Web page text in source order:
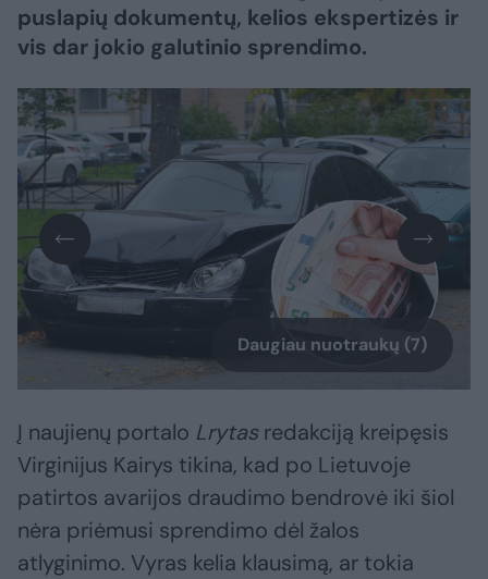
puslapių dokumentų, kelios ekspertizės ir
vis dar jokio galutinio sprendimo.
Daugiau nuotraukų (7)
Į naujienų portalo Lrytasredakciją kreipęsis
Virginijus Kairys tikina, kad po Lietuvoje
patirtos avarijos draudimo bendrovė iki šiol
nėra priėmusi sprendimo dėl žalos
atlyginimo. Vyras kelia klausimą, ar tokia